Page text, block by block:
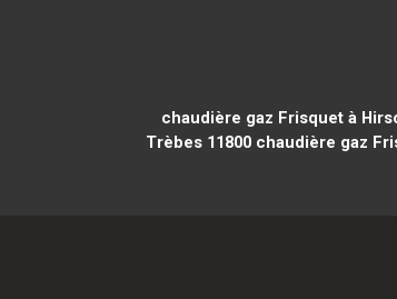
chaudière gaz Frisquet à
Trèbes 11800chaudière gaz